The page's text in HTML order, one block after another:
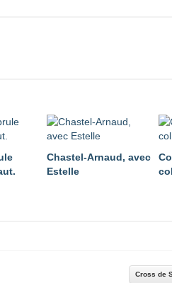
Chastel-Arnaud, avec
Estelle
Cross de